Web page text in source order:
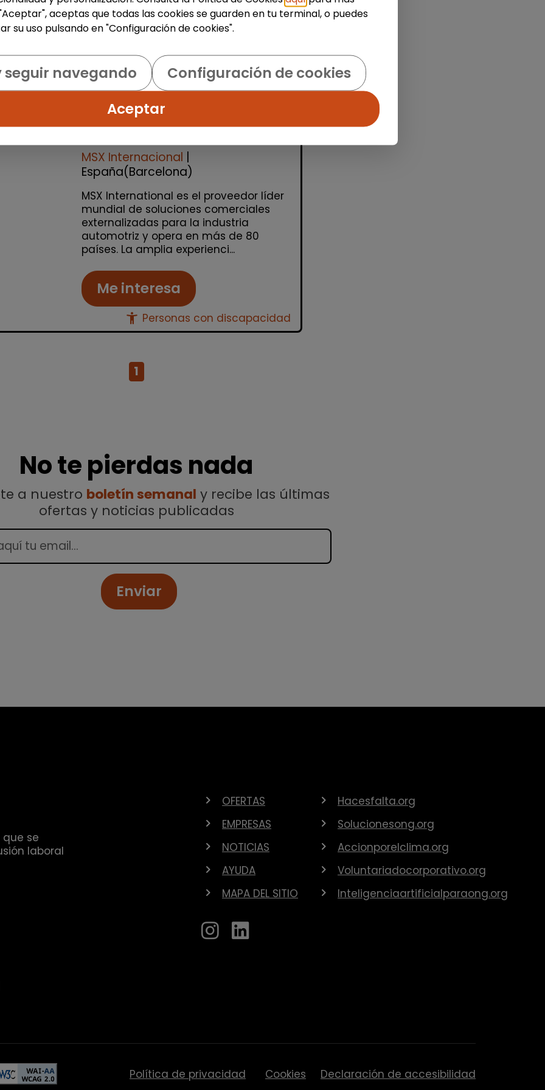
Consultoría y Asesoría
Agente de ventas y soporte
(Barcelona) - español, francés,
alemán, sueco, holandés o
MSX Internacional |
España(Barcelona)
MSX International es el proveedor líder
mundial de soluciones comerciales
externalizadas para la industria
automotriz y opera en más de 80
países. La amplia experienci...
Me interesa
accessibility_new Personas con discapacidad
1
No te pierdas nada
a nuestro boletín semanal y recibe las últimas
ofertas y noticias publicadas
Enviar
se
laboral
OFERTAS
EMPRESAS
NOTICIAS
AYUDA
MAPA DEL SITIO
Hacesfalta.org
Solucionesong.org
Accionporelclima.org
Voluntariadocorporativo.org
Inteligenciaartificialparaong.org
Política de privacidad Cookies Declaración de accesibilidad
aceptas que todas las cookies se guarden en tu terminal, o puedes
su uso pulsando en "Configuración de cookies".
seguir navegando
Configuración de cookies
Aceptar